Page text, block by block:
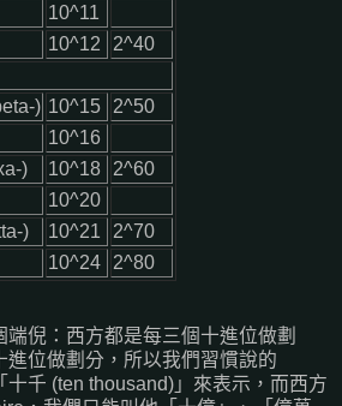
10^11
10^12
2^40
) 10^15
2^50
10^16
)
10^18
2^60
10^20
)
10^21
2^70
10^24 2^80
倪：西方都是每三個十進位做劃
進位做劃分，所以我們習慣說的
十千 (ten thousand)」來表示，而西方